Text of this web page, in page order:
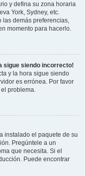
y defina su zona horaria
York, Sydney, etc.
las demás preferencias,
momento para hacerlo.
sigue siendo incorrecto!
y la hora sigue siendo
es errónea. Por favor
problema.
instalado el paquete de su
Pregúntele a un
que necesita. Si el
Puede encontrar